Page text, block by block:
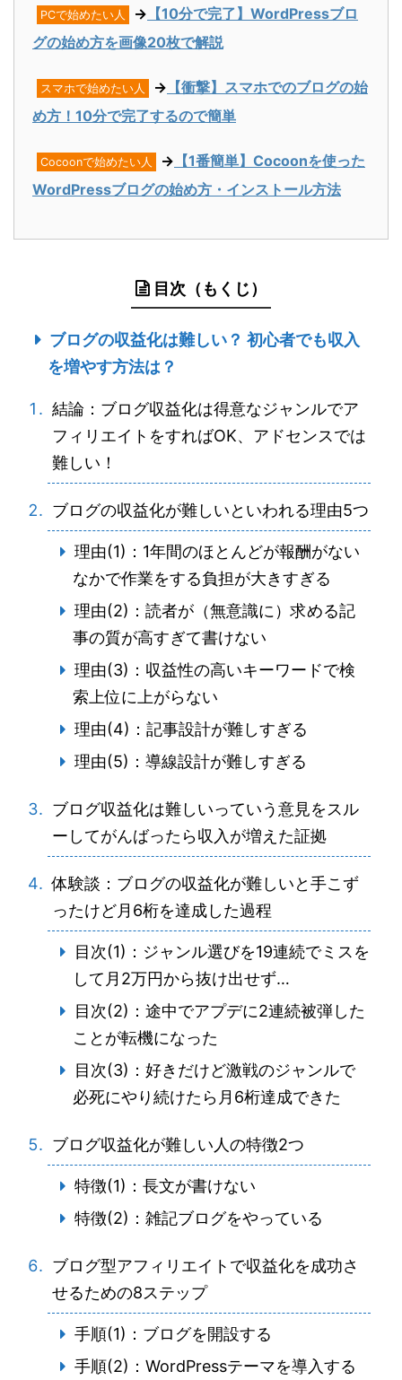
PCで始めたい人 → 【10分で完了】WordPressブロ
グの始め方を画像20枚で解説
スマホで始めたい人 → 【衝撃】スマホでのブログの始
め方！10分で完了するので簡単
Cocoonで始めたい人 → 【1番簡単】Cocoonを使った
WordPressブログの始め方・インストール方法
目次（もくじ）
ブログの収益化は難しい？ 初心者でも収入
を増やす方法は？
結論：ブログ収益化は得意なジャンルでア
フィリエイトをすればOK、アドセンスでは
難しい！
ブログの収益化が難しいといわれる理由5つ
理由(1)：1年間のほとんどが報酬がない
なかで作業をする負担が大きすぎる
理由(2)：読者が（無意識に）求める記
事の質が高すぎて書けない
理由(3)：収益性の高いキーワードで検
索上位に上がらない
理由(4)：記事設計が難しすぎる
理由(5)：導線設計が難しすぎる
ブログ収益化は難しいっていう意見をスル
ーしてがんばったら収入が増えた証拠
体験談：ブログの収益化が難しいと手こず
ったけど月6桁を達成した過程
目次(1)：ジャンル選びを19連続でミスを
して月2万円から抜け出せず…
目次(2)：途中でアプデに2連続被弾した
ことが転機になった
目次(3)：好きだけど激戦のジャンルで
必死にやり続けたら月6桁達成できた
ブログ収益化が難しい人の特徴2つ
特徴(1)：長文が書けない
特徴(2)：雑記ブログをやっている
ブログ型アフィリエイトで収益化を成功さ
せるための8ステップ
手順(1)：ブログを開設する
手順(2)：WordPressテーマを導入する